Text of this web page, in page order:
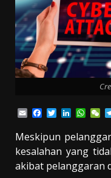
EmailFacebook
TwitterLinkedIn
Meskipun
kesalahan yang
akibat pelanggaran